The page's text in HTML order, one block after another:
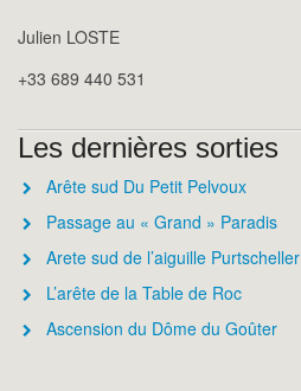
Julien LOSTE
+33 689 440 531
Les dernières sorties
Arête sud Du Petit Pelvoux
Passage au « Grand » Paradis
Arete sud de l’aiguille Purtscheller
L’arête de la Table de Roc
Ascension du Dôme du Goûter